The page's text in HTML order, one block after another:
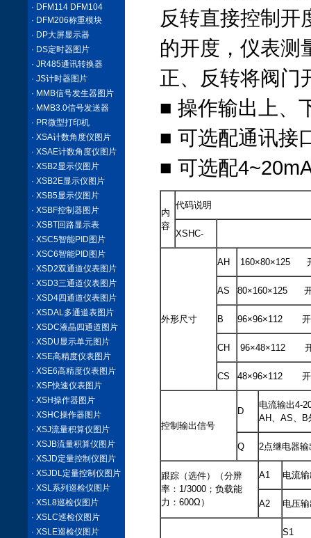
· DFM114 DFM104
· DFM206称重模块
· DP大屏显示器
· DS定时器图片
· JR485通讯转换器
· JS计时器图片
· MMB信号发生器图片
· MMB3.0信号发送器
· PR微型打印机
· XSA计数角度仪图片
· XSAE计数角度仪图片
· XSB2显示仪图片
· XSB2E显示仪图片
· XSB5显示仪图片
· XSBF控制器图片
· XSBT回路显示表
· XSC5智能PID图片
· XSC6智能PID图片
· XSD2双通道仪表图片
· XSD3三通道仪表图片
· XSD4四通道仪表图片
· XSDAL多通道表图片
· XSDC液晶四通道图片
· XSDU显示单元图片
· XSE高精度仪表图片
· XSE6高精度仪表图片
· XSF快速仪表图片
· XSH操作器图片
· XSHC操作器图片
· XSJ流量积算仪图片
· XSJB流量积算仪图片
· XSJD定量控制仪图片
· XSJDL定量控制仪图片
· XSL系列巡检仪图片
· XSL8巡检仪图片
· XSLC巡检仪图片
· XSLE巡检仪图片
反转直接控制开
的开度，仪表测
正、反转将阀门
■ 操作输出上、
■ 可选配通讯接
■ 可选配
内
容
代码说明
XSHC-
外形尺寸
AH 160×80×125
AS 80×160×125 开
B 96×96×112 开
CH 96×48×112 开
CS 48×96×112 开
控制输出信号
D
电流输出4-
AH、AS、B
Q 2点继电器
跟踪（选件）（分辨
率：1/3000；负载能
力：600Ω）
A1 电流
A2 电压
S1